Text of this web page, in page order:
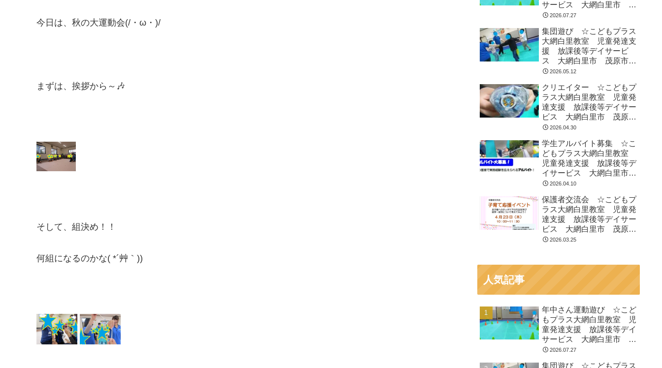
今日は、秋の大運動会(/・ω・)/
まずは、挨拶から～🎶
そして、組決め！！
何組になるのかな( *´艸｀))
サービス 大網白里市 茂
原市 白子町
2026.07.27
集団遊び ☆こどもプラス
大網白里教室 児童発達支
援 放課後等デイサービ
ス 大網白里市 茂原市
白子町
2026.05.12
クリエイター ☆こどもプ
ラス大網白里教室 児童発
達支援 放課後等デイサー
ビス 大網白里市 茂原
市 白子町
2026.04.30
学生アルバイト募集 ☆こ
どもプラス大網白里教室
児童発達支援 放課後等デ
イサービス 大網白里市
茂原市 白子町
2026.04.10
保護者交流会 ☆こどもプ
ラス大網白里教室 児童発
達支援 放課後等デイサー
ビス 大網白里市 茂原
市 白子町
2026.03.25
人気記事
年中さん運動遊び ☆こど
もプラス大網白里教室 児
童発達支援 放課後等デイ
サービス 大網白里市 茂
原市 白子町
2026.07.27
集団遊び ☆こどもプラス